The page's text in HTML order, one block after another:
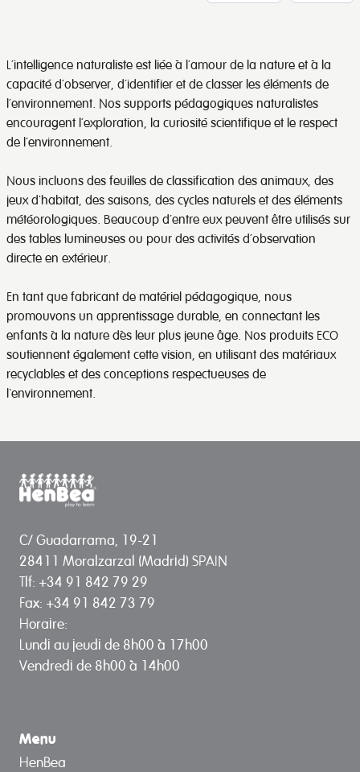
L’intelligence naturaliste est liée à l’amour de la nature et à la
capacité d’observer, d’identifier et de classer les éléments de
l’environnement. Nos supports pédagogiques naturalistes
encouragent l’exploration, la curiosité scientifique et le respect
de l’environnement.
Nous incluons des feuilles de classification des animaux, des
jeux d'habitat, des saisons, des cycles naturels et des éléments
météorologiques. Beaucoup d’entre eux peuvent être utilisés sur
des tables lumineuses ou pour des activités d’observation
directe en extérieur.
En tant que fabricant de matériel pédagogique, nous
promouvons un apprentissage durable, en connectant les
enfants à la nature dès leur plus jeune âge. Nos produits ECO
soutiennent également cette vision, en utilisant des matériaux
recyclables et des conceptions respectueuses de
l'environnement.
C/ Guadarrama, 19-21
28411 Moralzarzal (Madrid) SPAIN
Tlf: +34 91 842 79 29
Fax: +34 91 842 73 79
Horaire:
Lundi au jeudi de 8h00 à 17h00
Vendredi de 8h00 à 14h00
Menu
HenBea